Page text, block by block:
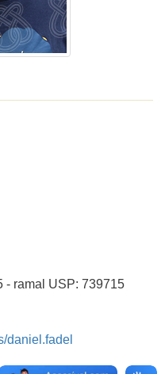
- ramal USP: 739715
daniel.fadel